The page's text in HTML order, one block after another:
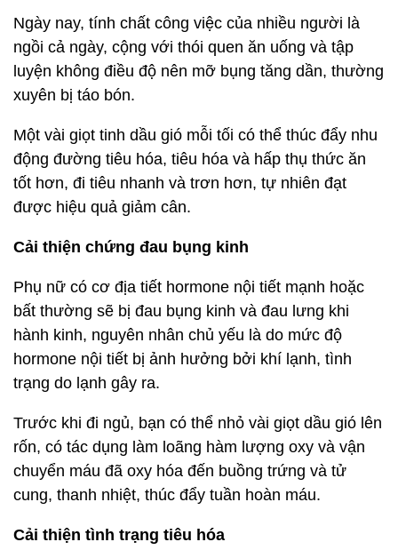
Ngày nay, tính chất công việc của nhiều người là
ngồi cả ngày, cộng với thói quen ăn uống và tập
luyện không điều độ nên mỡ bụng tăng dần, thường
xuyên bị táo bón.
Một vài giọt tinh dầu gió mỗi tối có thể thúc đẩy nhu
động đường tiêu hóa, tiêu hóa và hấp thụ thức ăn
tốt hơn, đi tiêu nhanh và trơn hơn, tự nhiên đạt
được hiệu quả giảm cân.
Cải thiện chứng đau bụng kinh
Phụ nữ có cơ địa tiết hormone nội tiết mạnh hoặc
bất thường sẽ bị đau bụng kinh và đau lưng khi
hành kinh, nguyên nhân chủ yếu là do mức độ
hormone nội tiết bị ảnh hưởng bởi khí lạnh, tình
trạng do lạnh gây ra.
Trước khi đi ngủ, bạn có thể nhỏ vài giọt dầu gió lên
rốn, có tác dụng làm loãng hàm lượng oxy và vận
chuyển máu đã oxy hóa đến buồng trứng và tử
cung, thanh nhiệt, thúc đẩy tuần hoàn máu.
Cải thiện tình trạng tiêu hóa